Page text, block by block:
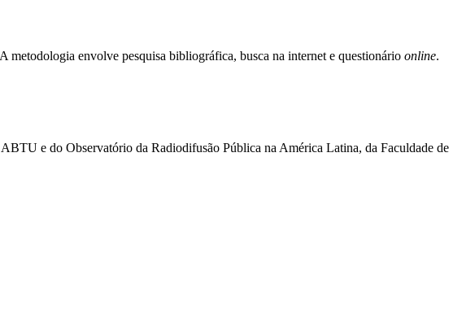
metodologia envolve pesquisa bibliográfica, busca na internet e questionário online.
e do Observatório da Radiodifusão Pública na América Latina, da Faculdade de